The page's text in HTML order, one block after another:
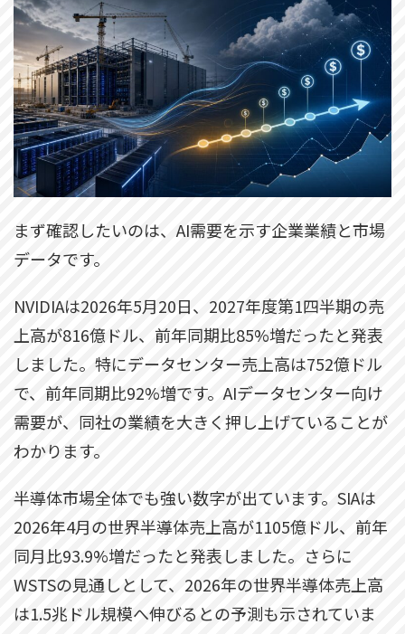
まず確認したいのは、AI需要を示す企業業績と市場
データです。
NVIDIAは2026年5月20日、2027年度第1四半期の売
上高が816億ドル、前年同期比85%増だったと発表
しました。特にデータセンター売上高は752億ドル
で、前年同期比92%増です。AIデータセンター向け
需要が、同社の業績を大きく押し上げていることが
わかります。
半導体市場全体でも強い数字が出ています。SIAは
2026年4月の世界半導体売上高が1105億ドル、前年
同月比93.9%増だったと発表しました。さらに
WSTSの見通しとして、2026年の世界半導体売上高
は1.5兆ドル規模へ伸びるとの予測も示されていま